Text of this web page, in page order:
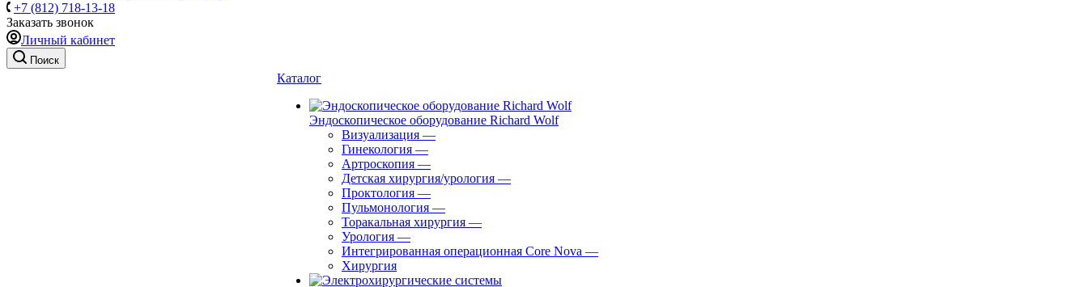
+7 (812) 718-13-18
Заказать звонок
Личный кабинет
Поиск
Каталог
Эндоскопическое оборудование Richard Wolf
Визуализация —
Гинекология —
Артроскопия —
Детская хирургия/урология —
Проктология —
Пульмонология —
Торакальная хирургия —
Урология —
Интегрированная операционная Core Nova —
Хирургия